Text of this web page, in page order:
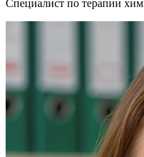
Специалист по терапии